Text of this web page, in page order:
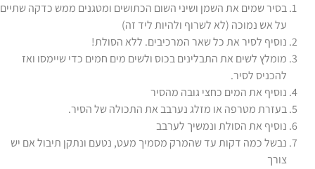
בסיר שמים את השמן ושיני השום הכתושים ומטגנים ממש כדקה שתיים
על אש נמוכה (לא לשרוף ולהיות ליד זה)
נוסיף לסיר את כל שאר המרכיבים. ללא הסולת!
מומלץ לשים את התבלינים בכוס ולשים מים חמים כדי שיימסו ואז
להכניס לסיר.
נוסיף את המים כחצי גובה מהסיר
בעזרת מטרפה או מזלג נערבב את התכולה של הסיר.
נוסיף את הסולת ונמשיך לערבב
נבשל כמה דקות עד שהמרק מסמיך מעט, נטעם ונתקן תיבול אם יש
צורך